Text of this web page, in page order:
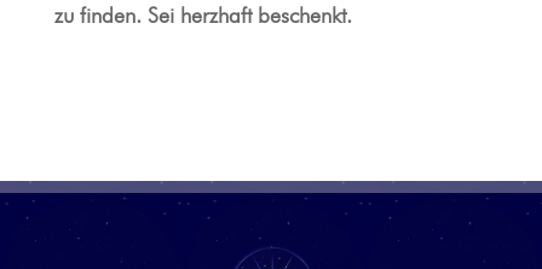
zu finden. Sei herzhaft beschenkt.